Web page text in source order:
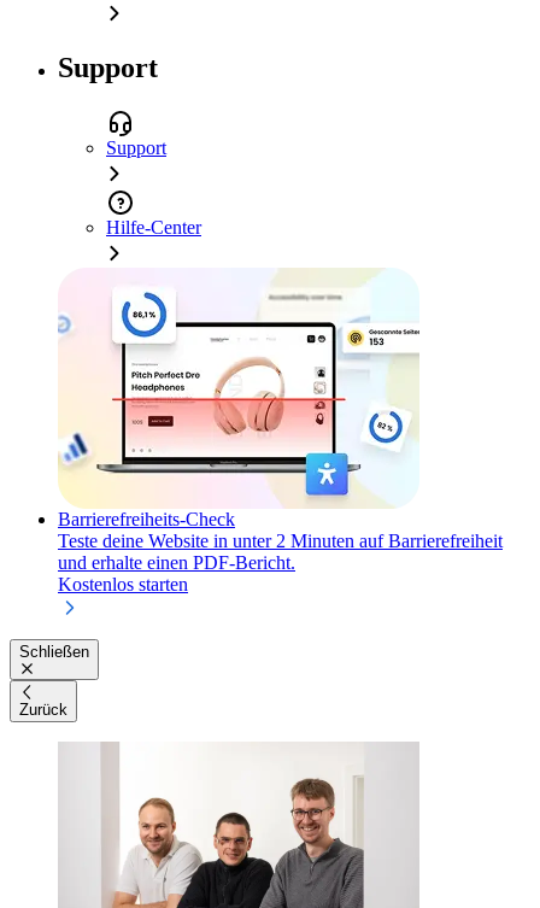
Support
Support
Hilfe-Center
Barrierefreiheits-Check
Teste deine Website in unter 2 Minuten auf Barrierefreiheit
und erhalte einen PDF-Bericht.
Kostenlos starten
Schließen
Zurück